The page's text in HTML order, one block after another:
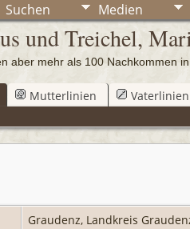
Suchen Medien
und Treichel,
mehr als 100 Nachkommen in
Mutterlinien Vaterlinien
Graudenz, Landkreis